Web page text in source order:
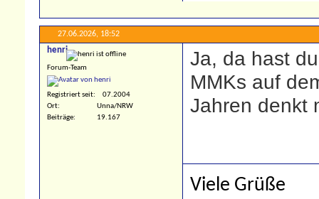
27.06.2026, 18:52
henri
Forum-Team
Registriert seit
07.2004
Ort
Unna/NRW
Beiträge
19.167
Ja, da hast
MMKs auf
Jahren denkt
Viele Grüße